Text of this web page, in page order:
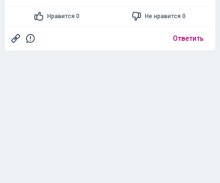
Нравится 0 Не нравится 0
Ответить